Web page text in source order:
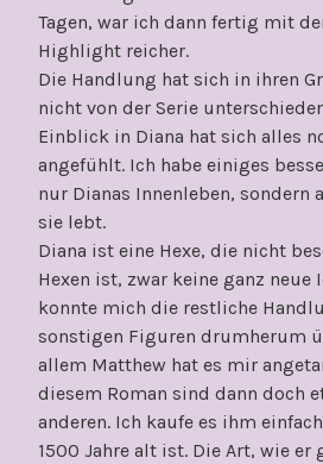
Tagen, war ich dann fertig mit
Highlight reicher.
Die Handlung hat sich in ihren
nicht von der Serie
Einblick in Diana hat sich alles
angefühlt. Ich habe einiges
nur Dianas Innenleben, sondern
sie lebt.
Diana ist eine Hexe, die nicht
Hexen ist, zwar keine ganz neue
konnte mich die restliche
sonstigen Figuren drumherum
allem Matthew hat es mir
diesem Roman sind dann doch
anderen. Ich kaufe es ihm
1500 Jahre alt ist. Die Art, wie er